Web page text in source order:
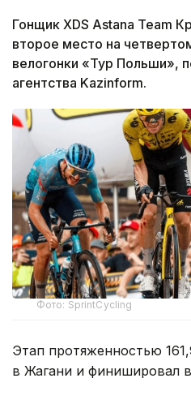
Гонщик XDS Astana Team
второе место на
велогонки «Тур Польши»,
агентства Kazinform.
Фото: SprintCycling
Этап протяженностью
в Жагани и финишировал